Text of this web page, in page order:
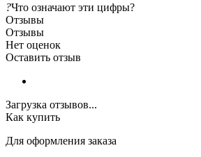
?Что означают эти цифры?
Отзывы
Отзывы
Нет оценок
Оставить отзыв
Загрузка отзывов...
Как купить
Для оформления заказа